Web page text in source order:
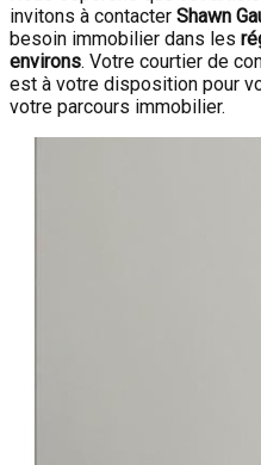
invitons à contacter Shawn
besoin immobilier dans les
environs. Votre courtier de
est à votre disposition pour
votre parcours immobilier.